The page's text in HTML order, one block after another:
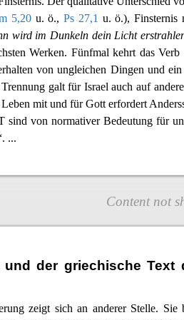
5,20u. ö., Ps 27,1 u. ö.),
wird im Dunkeln dein Licht e
Werken. Fünfmal kehrt das Verb
von ungleichen Dingen und
galtfür Israel auch auf
Leben mit und für Gott erfordert
sind von normativer Bedeutung für
...
Content not
und der griechische Text
zeigt sich an anderer Stelle.